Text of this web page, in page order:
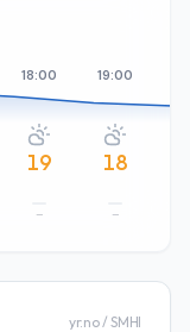
18:00
19
–
19:00
18
–
yr.no / SMHI